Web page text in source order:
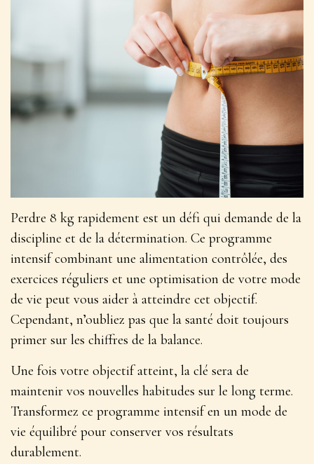
Perdre 8 kg rapidement est un défi qui demande de la
discipline et de la détermination. Ce programme
intensif combinant une alimentation contrôlée, des
exercices réguliers et une optimisation de votre mode
de vie peut vous aider à atteindre cet objectif.
Cependant, n’oubliez pas que la santé doit toujours
primer sur les chiffres de la balance.
Une fois votre objectif atteint, la clé sera de
maintenir vos nouvelles habitudes sur le long terme.
Transformez ce programme intensif en un mode de
vie équilibré pour conserver vos résultats
durablement.